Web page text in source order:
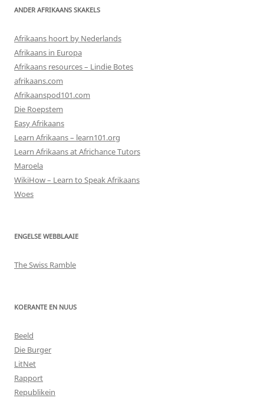
ANDER AFRIKAANS SKAKELS
Afrikaans hoort by Nederlands
Afrikaans in Europa
Afrikaans resources – Lindie Botes
afrikaans.com
Afrikaanspod101.com
Die Roepstem
Easy Afrikaans
Learn Afrikaans – learn101.org
Learn Afrikaans at Africhance Tutors
Maroela
WikiHow – Learn to Speak Afrikaans
Woes
ENGELSE WEBBLAAIE
The Swiss Ramble
KOERANTE EN NUUS
Beeld
Die Burger
LitNet
Rapport
Republikein